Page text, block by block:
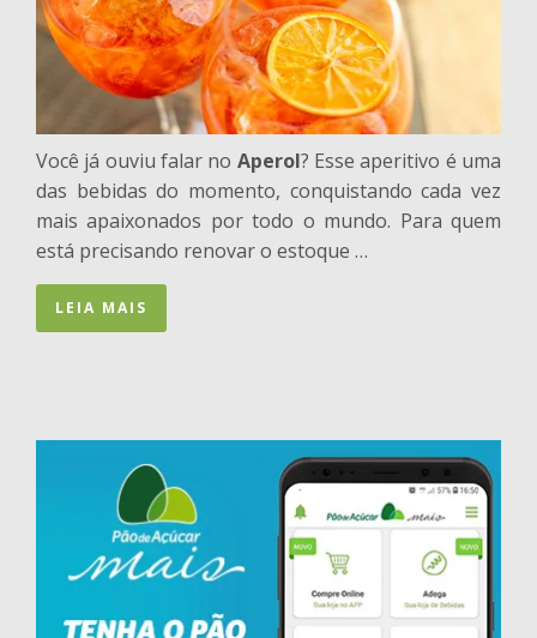
Você já ouviu falar no Aperol? Esse aperitivo é uma
das bebidas do momento, conquistando cada vez
mais apaixonados por todo o mundo. Para quem
está precisando renovar o estoque …
LEIA MAIS